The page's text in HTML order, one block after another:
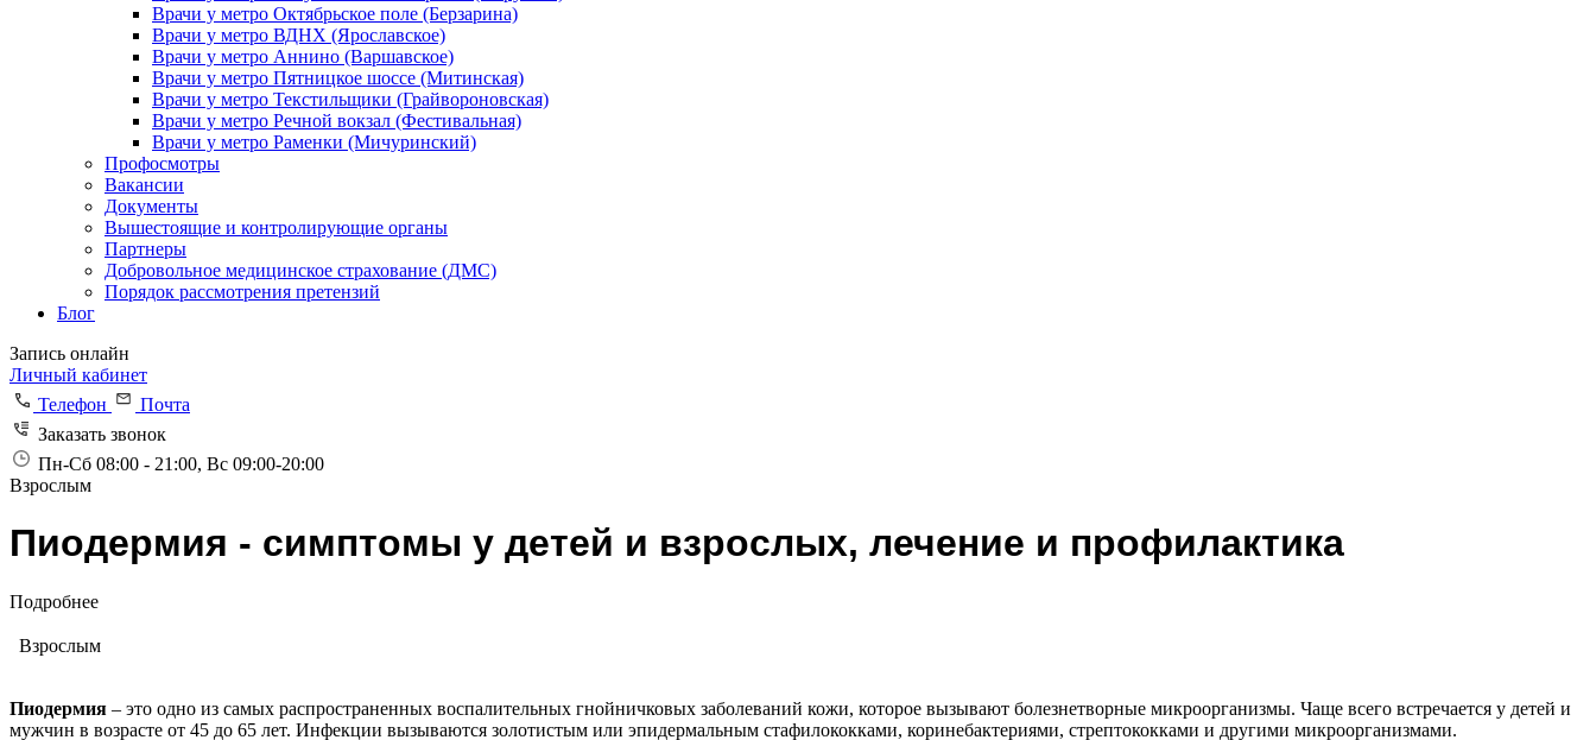
Врачи у метро Октябрьское поле (Берзарина)
Врачи у метро ВДНХ (Ярославское)
Врачи у метро Аннино (Варшавское)
Врачи у метро Пятницкое шоссе (Митинская)
Врачи у метро Текстильщики (Грайвороновская)
Врачи у метро Речной вокзал (Фестивальная)
Врачи у метро Раменки (Мичуринский)
Профосмотры
Вакансии
Документы
Вышестоящие и контролирующие органы
Партнеры
Добровольное медицинское страхование (ДМС)
Порядок рассмотрения претензий
Блог
Запись онлайн
Личный кабинет
Телефон
Почта
Заказать звонок
Пн-Сб 08:00 - 21:00, Вс 09:00-20:00
Взрослым
Пиодермия - симптомы у детей и взрослых, лечение и профилактика
Подробнее
Взрослым
Пиодермия – это одно из самых распространенных воспалительных гнойничковых заболеваний кожи, которое вызывают болезнетворные микроорганизмы. Чаще всего встречается у детей и
мужчин в возрасте от 45 до 65 лет. Инфекции вызываются золотистым или эпидермальным стафилококками, коринебактериями, стрептококками и другими микроорганизмами.